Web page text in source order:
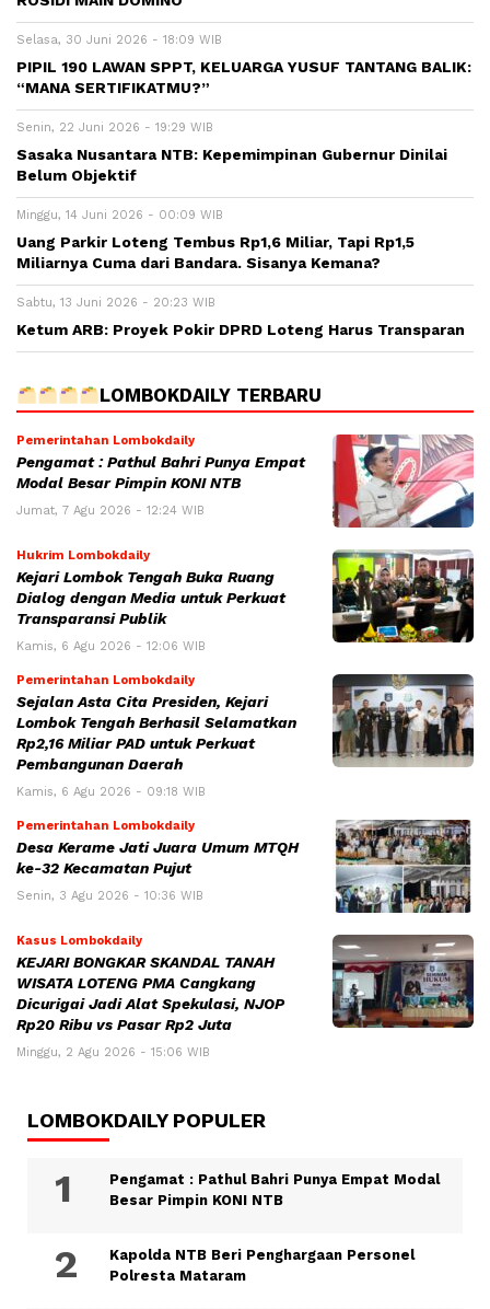
Selasa, 30 Juni 2026 - 18:09 WIB
PIPIL 190 LAWAN SPPT, KELUARGA YUSUF TANTANG BALIK:
“MANA SERTIFIKATMU?”
Senin, 22 Juni 2026 - 19:29 WIB
Sasaka Nusantara NTB: Kepemimpinan Gubernur Dinilai
Belum Objektif
Minggu, 14 Juni 2026 - 00:09 WIB
Uang Parkir Loteng Tembus Rp1,6 Miliar, Tapi Rp1,5
Miliarnya Cuma dari Bandara. Sisanya Kemana?
Sabtu, 13 Juni 2026 - 20:23 WIB
Ketum ARB: Proyek Pokir DPRD Loteng Harus Transparan
LOMBOKDAILY TERBARU
Pemerintahan Lombokdaily
Pengamat : Pathul Bahri Punya Empat
Modal Besar Pimpin KONI NTB
Jumat, 7 Agu 2026 - 12:24 WIB
Hukrim Lombokdaily
Kejari Lombok Tengah Buka Ruang
Dialog dengan Media untuk Perkuat
Transparansi Publik
Kamis, 6 Agu 2026 - 12:06 WIB
Pemerintahan Lombokdaily
Sejalan Asta Cita Presiden, Kejari
Lombok Tengah Berhasil Selamatkan
Rp2,16 Miliar PAD untuk Perkuat
Pembangunan Daerah
Kamis, 6 Agu 2026 - 09:18 WIB
Pemerintahan Lombokdaily
Desa Kerame Jati Juara Umum MTQH
ke-32 Kecamatan Pujut
Senin, 3 Agu 2026 - 10:36 WIB
Kasus Lombokdaily
KEJARI BONGKAR SKANDAL TANAH
WISATA LOTENG PMA Cangkang
Dicurigai Jadi Alat Spekulasi, NJOP
Rp20 Ribu vs Pasar Rp2 Juta
Minggu, 2 Agu 2026 - 15:06 WIB
LOMBOKDAILY POPULER
Pengamat : Pathul Bahri Punya Empat Modal
Besar Pimpin KONI NTB
Kapolda NTB Beri Penghargaan Personel
Polresta Mataram